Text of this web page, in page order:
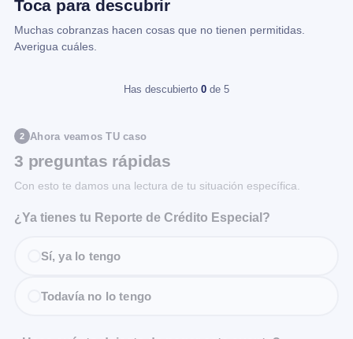
Toca para descubrir
Muchas cobranzas hacen cosas que no tienen permitidas.
Averigua cuáles.
Has descubierto 0 de 5
2 Ahora veamos TU caso
3 preguntas rápidas
Con esto te damos una lectura de tu situación específica.
¿Ya tienes tu Reporte de Crédito Especial?
Sí, ya lo tengo
Todavía no lo tengo